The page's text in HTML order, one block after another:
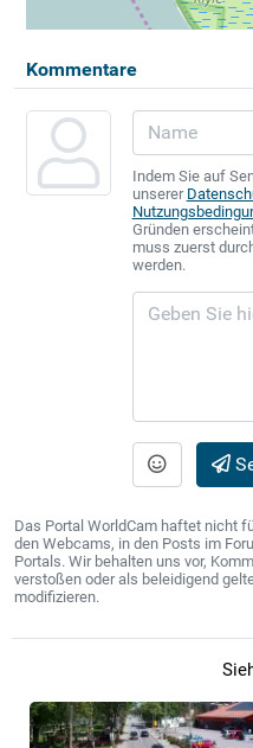
Kommentare
Indem Sie auf
unserer
Gründen
muss zuerst
werden.
Das Portal WorldCam haftet nicht
den Webcams, in den Posts im
Portals. Wir behalten uns vor,
verstoßen oder als beleidigend
modifizieren.